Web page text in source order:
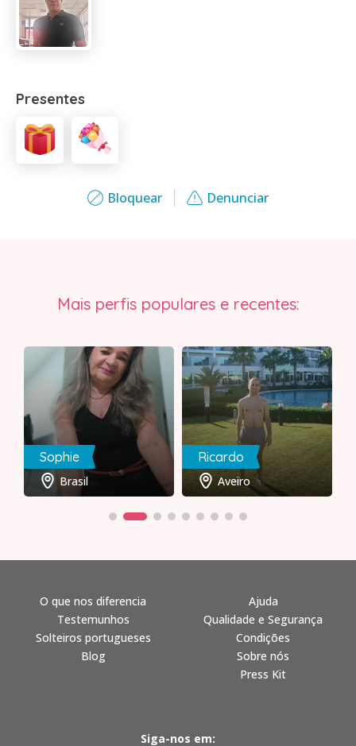
Bloquear Denunciar
Presentes
Mais perfis populares e recentes:
Sophie
Brasil
Ricardo
Aveiro
O que nos diferencia
Testemunhos
Solteiros portugueses
Blog
Ajuda
Qualidade e Segurança
Condições
Sobre nós
Press Kit
Siga-nos em: